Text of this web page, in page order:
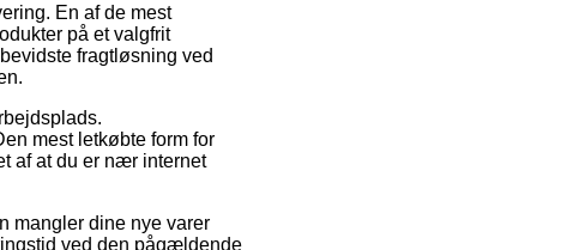
En af de mest
på et valgfrit
fragtløsning ved
mest letkøbte form for
af at du er nær internet
mangler dine nye varer
ved den pågældende